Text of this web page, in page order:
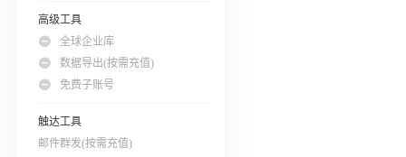
高级工具
全球企业库
数据导出(按需充值)
免费子账号
触达工具
邮件群发(按需充值)